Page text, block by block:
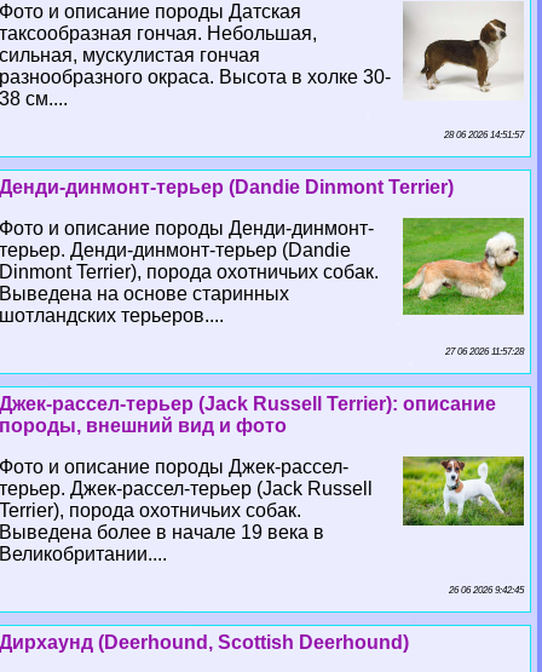
Фото и описание породы Датская
таксообразная гончая. Небольшая,
сильная, мускулистая гончая
разнообразного окраса. Высота в холке 30-
38 см....
28 06 2026 14:51:57
Денди-динмонт-терьер (Dandie Dinmont Terrier)
Фото и описание породы Денди-динмонт-
терьер. Денди-динмонт-терьер (Dandie
Dinmont Terrier), порода охотничьих собак.
Выведена на основе старинных
шотландских терьеров....
27 06 2026 11:57:28
Джек-рассел-терьер (Jack Russell Terrier): описание
породы, внешний вид и фото
Фото и описание породы Джек-рассел-
терьер. Джек-рассел-терьер (Jack Russell
Terrier), порода охотничьих собак.
Выведена более в начале 19 века в
Великобритании....
26 06 2026 9:42:45
Дирхаунд (Deerhound, Scottish Deerhound)